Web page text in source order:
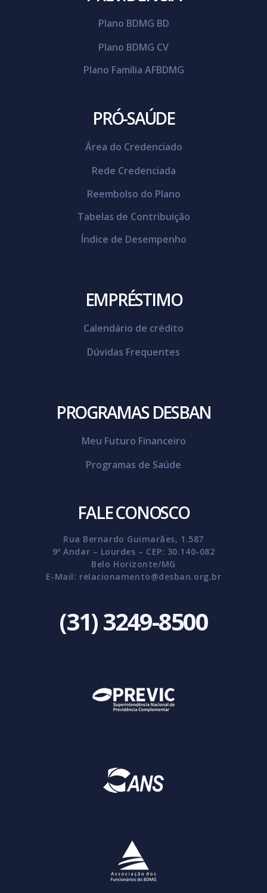
Plano BDMG BD
Plano BDMG CV
Plano Família AFBDMG
PRÓ-SAÚDE
Área do Credenciado
Rede Credenciada
Reembolso do Plano
Tabelas de Contribuição
Índice de Desempenho
EMPRÉSTIMO
Calendário de crédito
Dúvidas Frequentes
PROGRAMAS DESBAN
Meu Futuro Financeiro
Programas de Saúde
FALE CONOSCO
Rua Bernardo Guimarães, 1.587
9º Andar – Lourdes – CEP: 30.140-082
Belo Horizonte/MG
E-Mail: relacionamento@desban.org.br
(31) 3249-8500